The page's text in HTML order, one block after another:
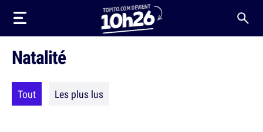
Natalité
Tout Les plus lus